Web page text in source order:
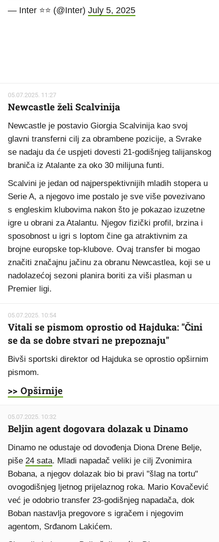
— Inter ⭐⭐ (@Inter) July 5, 2025
05.07.2025. 11:27
Newcastle želi Scalvinija
Newcastle je postavio Giorgia Scalvinija kao svoj
glavni transferni cilj za obrambene pozicije, a Svrake
se nadaju da će uspjeti dovesti 21-godišnjeg talijanskog
braniča iz Atalante za oko 30 milijuna funti.
Scalvini je jedan od najperspektivnijih mladih stopera u
Serie A, a njegovo ime postalo je sve više povezivano
s engleskim klubovima nakon što je pokazao izuzetne
igre u obrani za Atalantu. Njegov fizički profil, brzina i
sposobnost u igri s loptom čine ga atraktivnim za
brojne europske top-klubove. Ovaj transfer bi mogao
značiti značajnu jačinu za obranu Newcastlea, koji se u
nadolazećoj sezoni planira boriti za viši plasman u
Premier ligi.
05.07.2025. 10:54
Vitali se pismom oprostio od Hajduka: "Čini
se da se dobre stvari ne prepoznaju"
Bivši sportski direktor od Hajduka se oprostio opširnim
pismom.
>> Opširnije
05.07.2025. 10:32
Beljin agent dogovara dolazak u Dinamo
Dinamo ne odustaje od dovođenja Diona Drene Belje,
piše 24 sata. Mladi napadač veliki je cilj Zvonimira
Bobana, a njegov dolazak bio bi pravi "šlag na tortu"
ovogodišnjeg ljetnog prijelaznog roka. Mario Kovačević
već je odobrio transfer 23-godišnjeg napadača, dok
Boban nastavlja pregovore s igračem i njegovim
agentom, Srđanom Lakićem.